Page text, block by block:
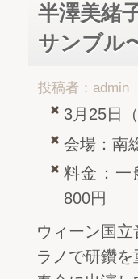
半澤美緒
サンブル
投稿者：admin
3月25日
会場：南
料金：一
800円
ウィーン国
ラノで研鑽